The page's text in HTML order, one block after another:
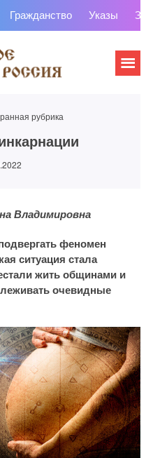
Гражданство Указы
рубрика
Владимировна
феномен
ситуация стала
жить общинами и
очевидные